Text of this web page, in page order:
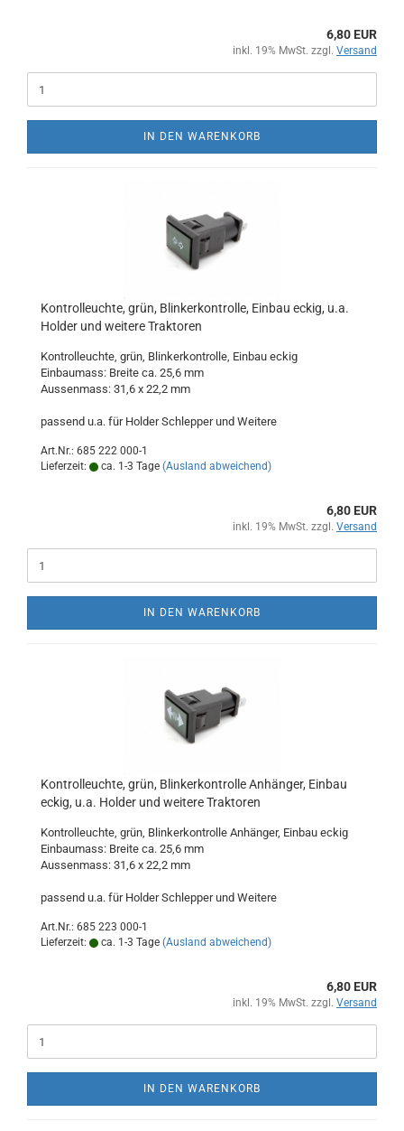
6,80 EUR
inkl. 19% MwSt. zzgl. Versand
IN DEN WARENKORB
Kontrolleuchte, grün, Blinkerkontrolle, Einbau eckig, u.a.
Holder und weitere Traktoren
Kontrolleuchte, grün, Blinkerkontrolle, Einbau eckig
Einbaumass: Breite ca. 25,6 mm
Aussenmass: 31,6 x 22,2 mm
passend u.a. für Holder Schlepper und Weitere
Art.Nr.: 685 222 000-1
Lieferzeit:
ca. 1-3 Tage (Ausland abweichend)
6,80 EUR
inkl. 19% MwSt. zzgl. Versand
IN DEN WARENKORB
Kontrolleuchte, grün, Blinkerkontrolle Anhänger, Einbau
eckig, u.a. Holder und weitere Traktoren
Kontrolleuchte, grün, Blinkerkontrolle Anhänger, Einbau eckig
Einbaumass: Breite ca. 25,6 mm
Aussenmass: 31,6 x 22,2 mm
passend u.a. für Holder Schlepper und Weitere
Art.Nr.: 685 223 000-1
Lieferzeit:
ca. 1-3 Tage (Ausland abweichend)
6,80 EUR
inkl. 19% MwSt. zzgl. Versand
IN DEN WARENKORB